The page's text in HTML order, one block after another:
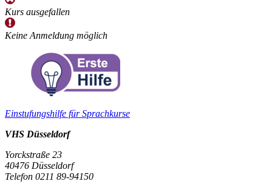
Kurs ausgefallen
Keine Anmeldung möglich
Einstufungshilfe für Sprachkurse
VHS Düsseldorf
Yorckstraße 23
40476 Düsseldorf
Telefon 0211 89-94150